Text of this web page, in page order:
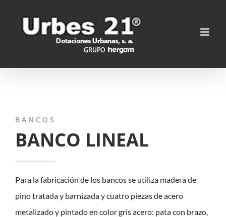
BANCO LINEAL
BANCOS
Para la fabricación de los bancos se utiliza madera de
pino tratada y barnizada y cuatro piezas de acero
metalizado y pintado en color gris acero: pata con brazo,